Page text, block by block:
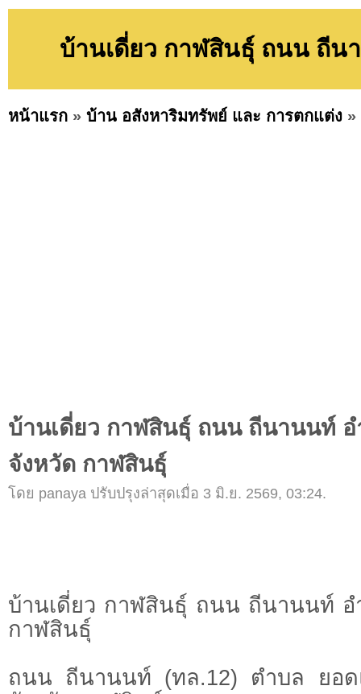
บ้านเดี่ยว กาฬสินธุ์ ถนน ถีน
หน้าแรก » บ้าน อสังหาริมทรัพย์ และ การตกแต่ง »
บ้านเดี่ยว กาฬสินธุ์ ถนน ถีนานนท์
จังหวัด กาฬสินธุ์
โดย panaya ปรับปรุงล่าสุดเมื่อ 3 มิ.ย. 2569, 03:24.
บ้านเดี่ยว กาฬสินธุ์ ถนน ถีนานนท์ อ
กาฬสินธุ์
ถนน ถีนานนท์ (ทล.12) ตำบล ยอด